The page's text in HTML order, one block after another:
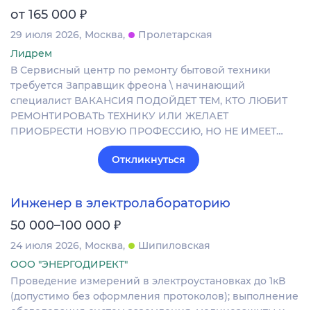
от 165 000 ₽
29 июля 2026 Москва
Пролетарская
Лидрем
В Сервисный центр по ремонту бытовой техники
требуется Заправщик фреона \ начинающий
специалист ВАКАНСИЯ ПОДОЙДЕТ ТЕМ, КТО ЛЮБИТ
РЕМОНТИРОВАТЬ ТЕХНИКУ ИЛИ ЖЕЛАЕТ
ПРИОБРЕСТИ НОВУЮ ПРОФЕССИЮ, НО НЕ ИМЕЕТ…
Откликнуться
Инженер в электролабораторию
50 000–100 000 ₽
24 июля 2026 Москва
Шипиловская
ООО "ЭНЕРГОДИРЕКТ"
Проведение измерений в электроустановках до 1кВ
(допустимо без оформления протоколов); выполнение